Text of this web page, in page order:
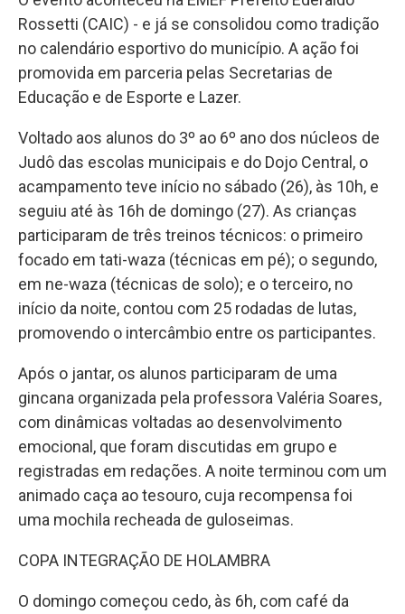
Rossetti (CAIC) - e já se consolidou como tradição
no calendário esportivo do município. A ação foi
promovida em parceria pelas Secretarias de
Educação e de Esporte e Lazer.
Voltado aos alunos do 3º ao 6º ano dos núcleos de
Judô das escolas municipais e do Dojo Central, o
acampamento teve início no sábado (26), às 10h, e
seguiu até às 16h de domingo (27). As crianças
participaram de três treinos técnicos: o primeiro
focado em tati-waza (técnicas em pé); o segundo,
em ne-waza (técnicas de solo); e o terceiro, no
início da noite, contou com 25 rodadas de lutas,
promovendo o intercâmbio entre os participantes.
Após o jantar, os alunos participaram de uma
gincana organizada pela professora Valéria Soares,
com dinâmicas voltadas ao desenvolvimento
emocional, que foram discutidas em grupo e
registradas em redações. A noite terminou com um
animado caça ao tesouro, cuja recompensa foi
uma mochila recheada de guloseimas.
COPA INTEGRAÇÃO DE HOLAMBRA
O domingo começou cedo, às 6h, com café da